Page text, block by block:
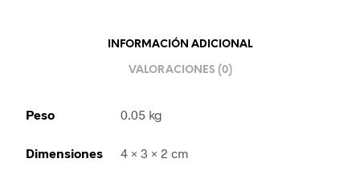
INFORMACIÓN ADICIONAL
VALORACIONES (0)
Peso 0.05 kg
Dimensiones 4 × 3 × 2 cm